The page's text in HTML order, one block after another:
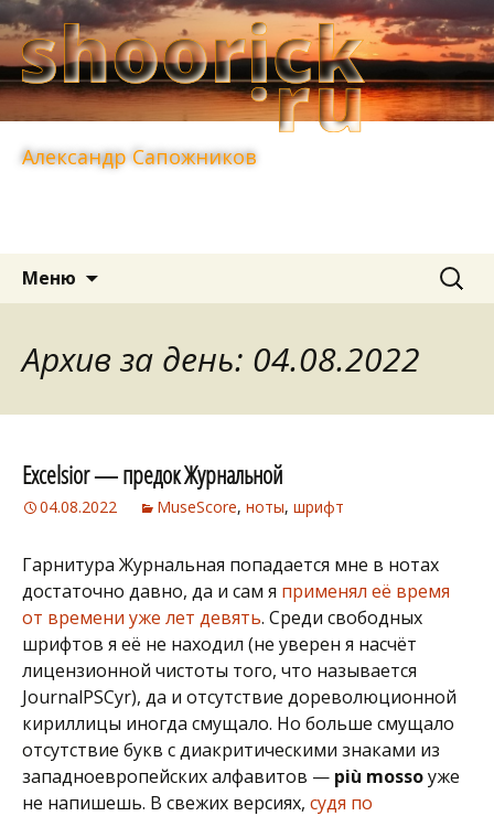
Александр Сапожников
Меню Найти:
Архив за день: 04.08.2022
Excelsior — предок Журнальной
04.08.2022 MuseScore, ноты, шрифт
Гарнитура Журнальная попадается мне в нотах
достаточно давно, да и сам я применял её время
от времени уже лет девять. Среди свободных
шрифтов я её не находил (не уверен я насчёт
лицензионной чистоты того, что называется
JournalPSCyr), да и отсутствие дореволюционной
кириллицы иногда смущало. Но больше смущало
отсутствие букв с диакритическими знаками из
западноевропейских алфавитов — più mossoуже
не напишешь. В свежих версиях, судя по